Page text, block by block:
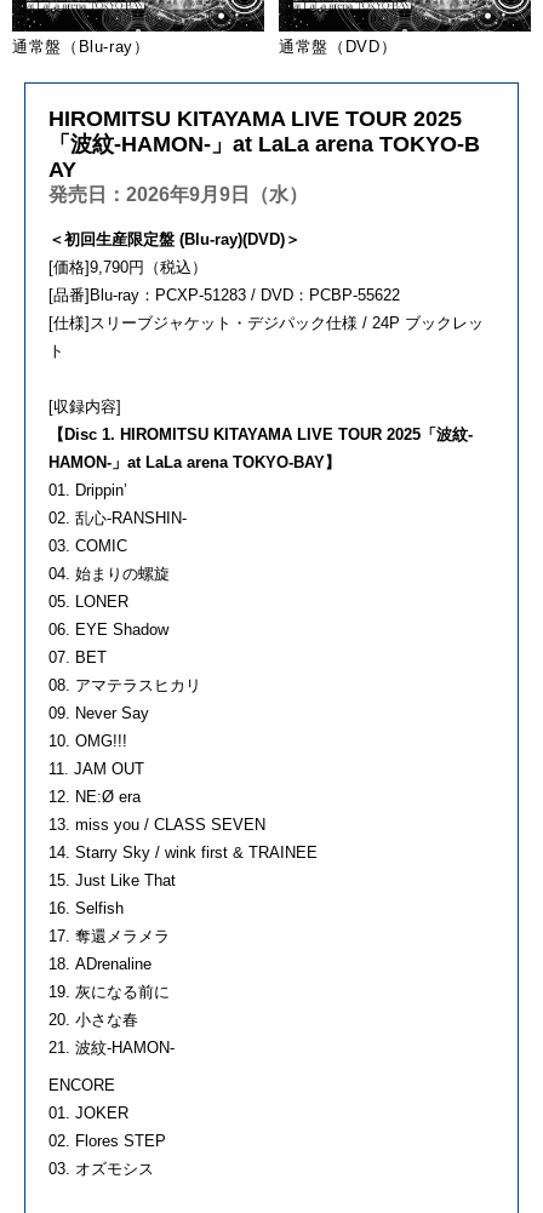
通常盤（Blu-ray） 通常盤（DVD）
HIROMITSU KITAYAMA LIVE TOUR 2025
「波紋-HAMON-」at LaLa arena TOKYO-B
AY
発売日：2026年9月9日（水）
＜初回生産限定盤 (Blu-ray)(DVD)＞
[価格]9,790円（税込）
[品番]Blu-ray：PCXP-51283 / DVD：PCBP-55622
[仕様]スリーブジャケット・デジパック仕様 / 24P ブックレッ
ト
[収録内容]
【Disc 1. HIROMITSU KITAYAMA LIVE TOUR 2025「波紋-
HAMON-」at LaLa arena TOKYO-BAY】
01. Drippin’
02. 乱心-RANSHIN-
03. COMIC
04. 始まりの螺旋
05. LONER
06. EYE Shadow
07. BET
08. アマテラスヒカリ
09. Never Say
10. OMG!!!
11. JAM OUT
12. NE:Ø era
13. miss you / CLASS SEVEN
14. Starry Sky / wink first & TRAINEE
15. Just Like That
16. Selfish
17. 奪還メラメラ
18. ADrenaline
19. 灰になる前に
20. 小さな春
21. 波紋-HAMON-
ENCORE
01. JOKER
02. Flores STEP
03. オズモシス